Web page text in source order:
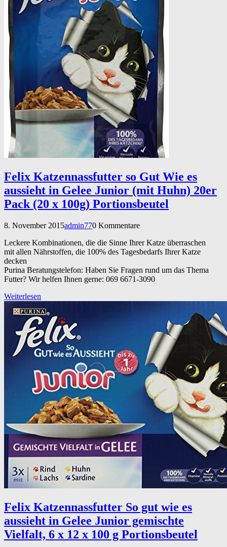
Felix Katzennassfutter so Gut Wie es
aussieht in Gelee Junior (mit Huhn) 20er
Pack (20 x 100g) Portionsbeutel
8. November 2015admin770 Kommentare
Leckere Kombinationen, die die Sinne Ihrer Katze überraschen
mit allen Nährstoffen, die 100% des Tagesbedarfs Ihrer Katze
decken
Purina Beratungstelefon: Haben Sie Fragen rund um das Thema
Futter? Wir helfen Ihnen gerne: 069 6671-3090
Weiterlesen
Felix Katzennassfutter So gut wie es
aussieht in Gelee Junior gemischte
Vielfalt, 6 x 12 x 100 g Portionsbeutel